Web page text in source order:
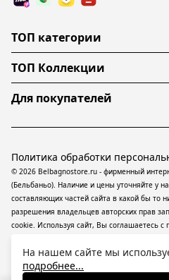
ТОП категории
ТОП Коллекции
Для покупателей
© 2026 Belbagnostore.ru - фирменный
(Бельбаньо). Наличие и цены уточняйте у
составляющих частей сайта в какой бы то
разрешения владельцев авторских прав
cookie. Используя сайт, Вы соглашаетесь с
ресурсе применяютсярекомендательные
технологии предоставления информации
Политика обработки
На нашем сайте мы
подробнее...